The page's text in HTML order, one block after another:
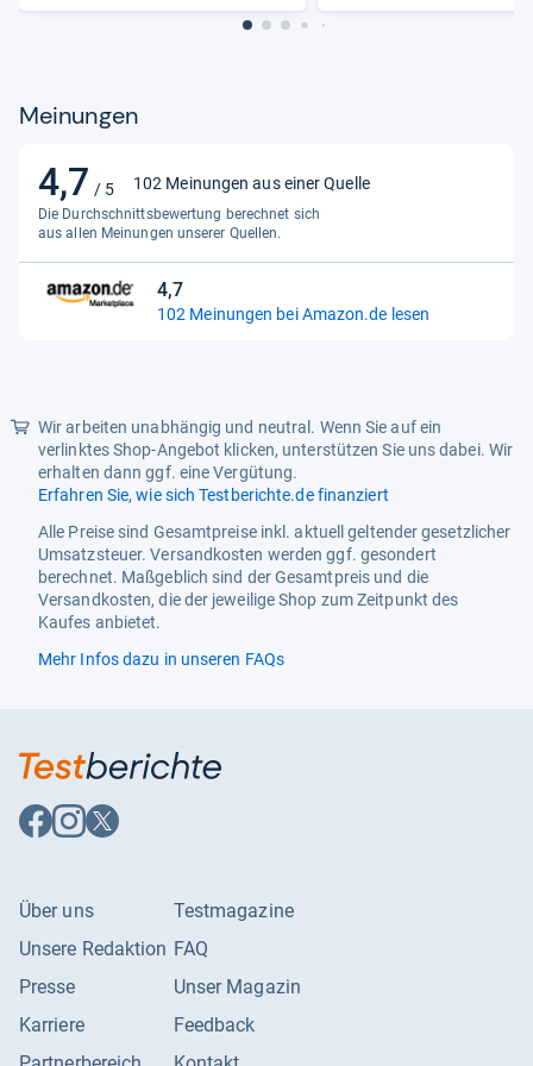
400 W
Min. Einschaltdauer
Nennspannung 230 - 230 V
Oberflächenschutz unbehandelt
9016
horizontal
Schwenkbereich Sensor,
vertikal
-40 - 90 °
Sensortyp passiv Infrarot
Spannungsart AC
Teach-Funktion für
Treppenlichtautomatik
Unterkriechschutz
Zwangsabschaltung
Zwangseinschaltung
Überbrückungsschalter Ja
Meinungen
4,7 / 5
4,7
von
5
Sternen
102 Meinungen aus einer Quelle
Die Durchschnittsbewertung berechnet sich
aus allen Meinungen unserer Quellen.
4,7
4,7
von
102 Meinungen bei Amazon.de lesen
Wir arbeiten unabhängig und neutral. Wenn Sie auf ein
verlinktes Shop-Angebot klicken, unterstützen Sie uns dabei. Wir
erhalten dann ggf. eine Vergütung.
Erfahren Sie, wie sich Testberichte.de finanziert
Alle Preise sind Gesamtpreise inkl. aktuell geltender gesetzlicher
Umsatzsteuer. Versandkosten werden ggf. gesondert
berechnet. Maßgeblich sind der Gesamtpreis und die
Versandkosten, die der jeweilige Shop zum Zeitpunkt des
Kaufes anbietet.
Mehr Infos dazu in unseren FAQs
Auf
Facebook
Auf
Instagram
Auf
X
Über uns
Unsere Redaktion
Presse
Karriere
Testmagazine
FAQ
Unser Magazin
Feedback